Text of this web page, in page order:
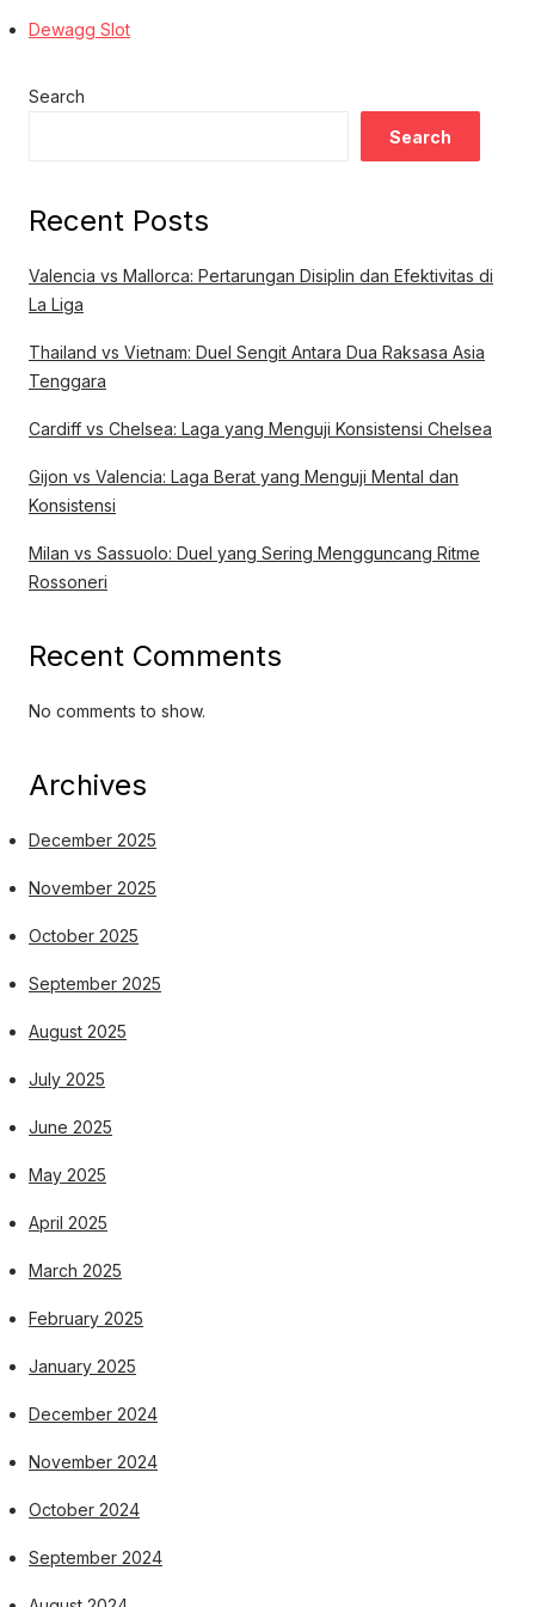
Dewagg Slot
Search
Search
Recent Posts
Valencia vs Mallorca: Pertarungan Disiplin dan Efektivitas di
La Liga
Thailand vs Vietnam: Duel Sengit Antara Dua Raksasa Asia
Tenggara
Cardiff vs Chelsea: Laga yang Menguji Konsistensi Chelsea
Gijon vs Valencia: Laga Berat yang Menguji Mental dan
Konsistensi
Milan vs Sassuolo: Duel yang Sering Mengguncang Ritme
Rossoneri
Recent Comments
No comments to show.
Archives
December 2025
November 2025
October 2025
September 2025
August 2025
July 2025
June 2025
May 2025
April 2025
March 2025
February 2025
January 2025
December 2024
November 2024
October 2024
September 2024